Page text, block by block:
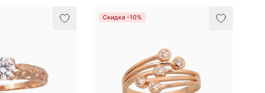
Скидка -10%